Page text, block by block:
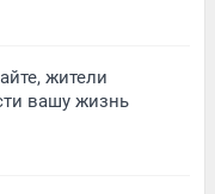
жители
вашу жизнь